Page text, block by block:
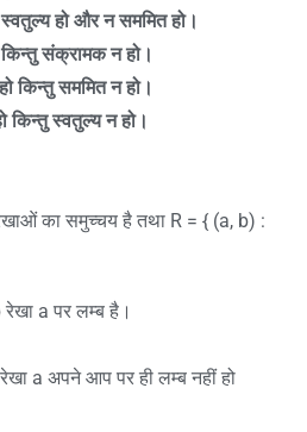
हो और न सममित हो।
संक्रामक न हो।
किन्तु सममित न हो।
किन्तु स्वतुल्य न हो।
का समुच्चय है तथा R = { (a, b) :
a पर लम्ब है।
a अपने आप पर ही लम्ब नहीं हो